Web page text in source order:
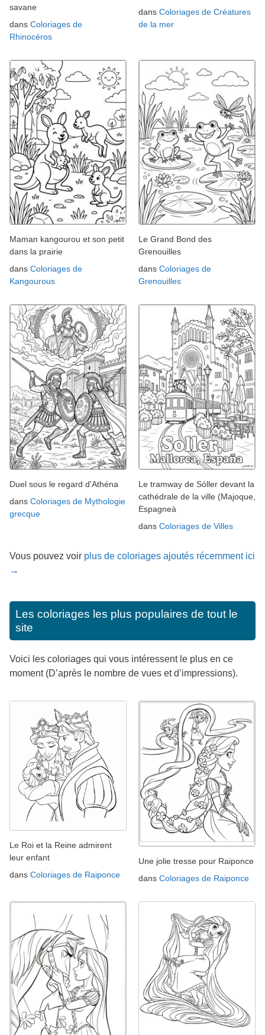
savane
dans Coloriages de
Rhinocéros
dans Coloriages de Créatures
de la mer
Maman kangourou et son petit
dans la prairie
dans Coloriages de
Kangourous
Le Grand Bond des
Grenouilles
dans Coloriages de
Grenouilles
Duel sous le regard d'Athéna
dans Coloriages de Mythologie
grecque
Le tramway de Sóller devant la
cathédrale de la ville (Majoque,
Espagneà
dans Coloriages de Villes
Vous pouvez voir plus de coloriages ajoutés récemment ici
→
Les coloriages les plus populaires de tout le
site
Voici les coloriages qui vous intéressent le plus en ce
moment (D’après le nombre de vues et d’impressions).
Le Roi et la Reine admirent
leur enfant
dans Coloriages de Raiponce
Une jolie tresse pour Raiponce
dans Coloriages de Raiponce